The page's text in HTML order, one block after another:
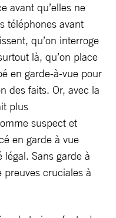
avant qu’elles ne
téléphones avant
qu’on interroge
là, qu’on place
en garde-à-vue pour
des faits. Or, avec la
plus
suspect et
en garde à vue
Sans garde à
cruciales à